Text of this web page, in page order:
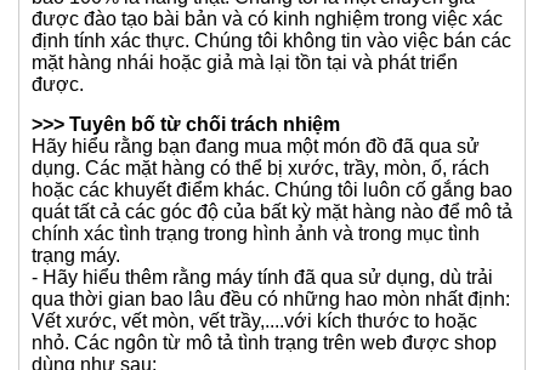
>>> DỊCH VỤ KHÁCH HÀNG NĂM SAO
LaptopNSC rất coi trọng uy tín của mình, chúng tôi cố
gắng hết sức để đạt được đánh giá phản hồi tích cực
nhất quán 100%. Chúng tôi tin rằng dịch vụ khách hàng
xuất sắc là chìa khóa để kinh doanh phát đạt và sẽ cố
gắng hết sức có thể để đáp ứng nhu cầu của bạn. Nếu
bạn có bất kỳ vấn đề gì sau khi nhận được hàng, vui
lòng liên hệ với chúng tôi ngay lập tức, chúng tôi sẽ cố
gắng hết sức để khắc phục tình hình cho bạn.
>>> ĐẢM BẢO TÁC GIẢ
Tất cả các mặt hàng mà LaptopNSC bán được đảm
bảo 100% là hàng thật. Chúng tôi là một chuyên gia
được đào tạo bài bản và có kinh nghiệm trong việc xác
định tính xác thực. Chúng tôi không tin vào việc bán các
mặt hàng nhái hoặc giả mà lại tồn tại và phát triển
được.